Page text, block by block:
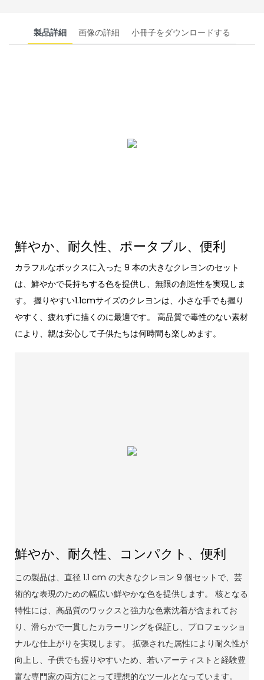
製品詳細 画像の詳細 小冊子をダウンロードする
鮮やか、耐久性、ポータブル、便利
カラフルなボックスに入った 9 本の大きなクレヨンのセット
は、鮮やかで長持ちする色を提供し、無限の創造性を実現しま
す。 握りやすい1.1cmサイズのクレヨンは、小さな手でも握り
やすく、疲れずに描くのに最適です。 高品質で毒性のない素材
により、親は安心して子供たちは何時間も楽しめます。
鮮やか、耐久性、コンパクト、便利
この製品は、直径 1.1 cm の大きなクレヨン 9 個セットで、芸
術的な表現のための幅広い鮮やかな色を提供します。 核となる
特性には、高品質のワックスと強力な色素沈着が含まれてお
り、滑らかで一貫したカラーリングを保証し、プロフェッショ
ナルな仕上がりを実現します。 拡張された属性により耐久性が
向上し、子供でも握りやすいため、若いアーティストと経験豊
富な専門家の両方にとって理想的なツールとなっています。